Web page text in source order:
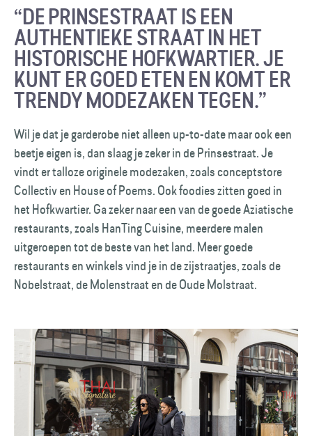
“DE PRINSESTRAAT IS EEN
AUTHENTIEKE STRAAT IN HET
HISTORISCHE HOFKWARTIER. JE
KUNT ER GOED ETEN EN KOMT ER
TRENDY MODEZAKEN TEGEN.”
Wil je dat je garderobe niet alleen up-to-date maar ook een
beetje eigen is, dan slaag je zeker in de Prinsestraat. Je
vindt er talloze originele modezaken, zoals conceptstore
Collectiv en House of Poems. Ook foodies zitten goed in
het Hofkwartier. Ga zeker naar een van de goede Aziatische
restaurants, zoals HanTing Cuisine, meerdere malen
uitgeroepen tot de beste van het land. Meer goede
restaurants en winkels vind je in de zijstraatjes, zoals de
Nobelstraat, de Molenstraat en de Oude Molstraat.